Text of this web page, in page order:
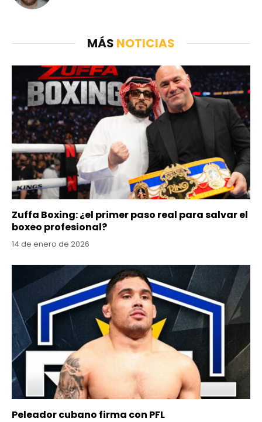
MÁS NOTICIAS
Zuffa Boxing: ¿el primer paso real para salvar el
boxeo profesional?
14 de enero de 2026
Peleador cubano firma con PFL